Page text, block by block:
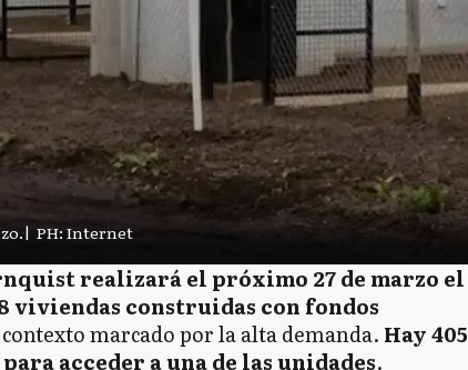
| PH: Internet
realizará el próximo 27 de marzo el
viviendas construidas con fondos
marcado por la alta demanda. Hay 405
acceder a una de las unidades.